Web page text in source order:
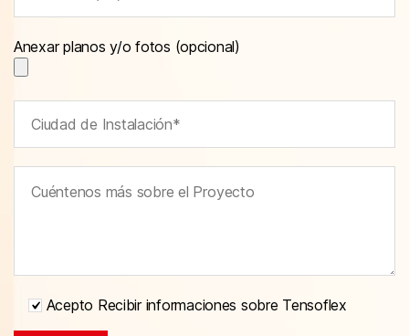
Anexar planos y/o fotos (opcional)
Acepto Recibir informaciones sobre Tensoflex